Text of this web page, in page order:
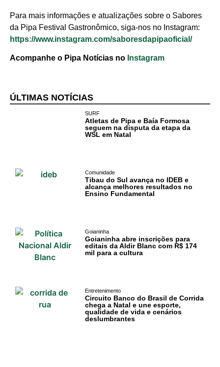
Para mais informações e atualizações sobre o Sabores
da Pipa Festival Gastronômico, siga-nos no Instagram:
https://www.instagram.com/saboresdapipaoficial/
Acompanhe o Pipa Notícias no Instagram
ÚLTIMAS NOTÍCIAS
SURF
Atletas de Pipa e Baía Formosa
seguem na disputa da etapa da
WSL em Natal
Comunidade
Tibau do Sul avança no IDEB e
alcança melhores resultados no
Ensino Fundamental
Goianinha
Goianinha abre inscrições para
editais da Aldir Blanc com R$ 174
mil para a cultura
Entretenimento
Circuito Banco do Brasil de Corrida
chega a Natal e une esporte,
qualidade de vida e cenários
deslumbrantes